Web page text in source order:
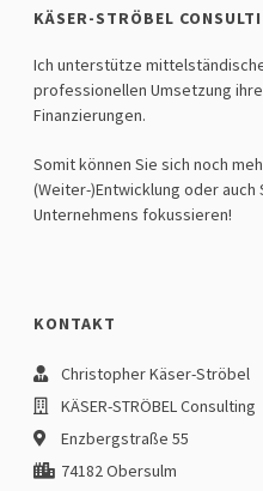
KÄSER-STRÖBEL
Ich unterstütze
professionellen Umsetzung
Finanzierungen.
Somit können Sie sich noch
(Weiter-)Entwicklung oder auch
Unternehmens fokussieren!
KONTAKT
Christopher Käser-Ströbel
KÄSER-STRÖBEL Consulting
Enzbergstraße 55
74182 Obersulm